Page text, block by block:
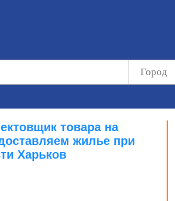
товара на
жилье при
Харьков